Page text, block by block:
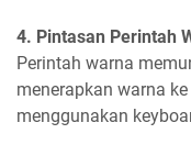
4. Pintasan Perintah
Perintah warna
menerapkan warna
menggunakan